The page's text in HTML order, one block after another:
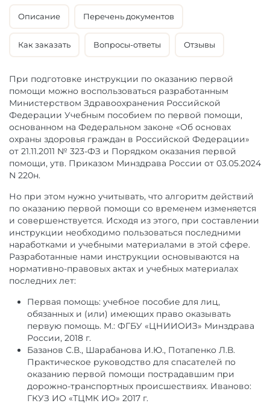
Описание Перечень документов
Как заказать Вопросы-ответы Отзывы
При подготовке инструкции по оказанию первой
помощи можно воспользоваться разработанным
Министерством Здравоохранения Российской
Федерации Учебным пособием по первой помощи,
основанном на Федеральном законе «Об основах
охраны здоровья граждан в Российской Федерации»
от 21.11.2011 № 323-ФЗ и Порядком оказания первой
помощи, утв. Приказом Минздрава России от 03.05.2024
N 220н.
Но при этом нужно учитывать, что алгоритм действий
по оказанию первой помощи со временем изменяется
и совершенствуется. Исходя из этого, при составлении
инструкции необходимо пользоваться последними
наработками и учебными материалами в этой сфере.
Разработанные нами инструкции основываются на
нормативно-правовых актах и учебных материалах
последних лет:
Первая помощь: учебное пособие для лиц,
обязанных и (или) имеющих право оказывать
первую помощь. М.: ФГБУ «ЦНИИОИЗ» Минздрава
России, 2018 г.
Базанов С.В., Шарабанова И.Ю., Потапенко Л.В.
Практическое руководство для спасателей по
оказанию первой помощи пострадавшим при
дорожно-транспортных происшествиях. Иваново:
ГКУЗ ИО «ТЦМК ИО» 2017 г.